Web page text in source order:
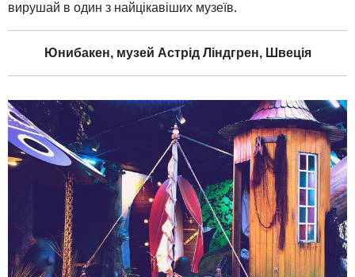
вирушай в один з найцікавіших музеїв.
Юнибакен, музей Астрід Ліндгрен, Швеція